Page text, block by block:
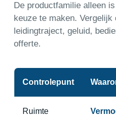
De productfamilie alleen
keuze te maken.
leidingtraject, geluid,
offerte.
Controlepunt
Ruimte